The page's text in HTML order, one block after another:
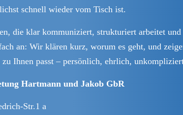
schnell wieder vom Tisch ist.
die klar kommuniziert, strukturiert arbeitet
an: Wir klären kurz, worum es geht, und
Ihnen passt – persönlich, ehrlich,
Hartmann und Jakob GbR
Str.1 a